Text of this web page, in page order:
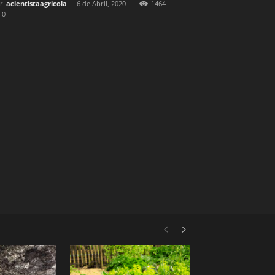
acientistaagricola - 6 de Abril, 2020
1464
0